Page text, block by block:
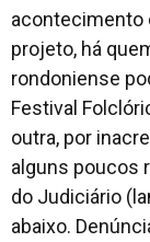
acontecimento
projeto, há
rondoniense
Festival
outra, por
alguns poucos
do Judiciário
abaixo.